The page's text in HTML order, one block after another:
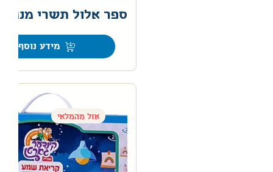
ספר אלול תשרי מנגן
מידע נוסף
אזל מהמלאי